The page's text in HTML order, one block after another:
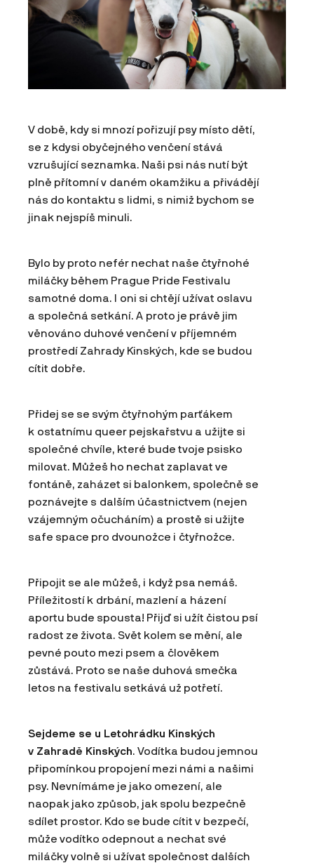
V době, kdy si mnozí pořizují psy místo dětí,
se z kdysi obyčejného venčení stává
vzrušující seznamka. Naši psi nás nutí být
plně přítomní v daném okamžiku a přivádějí
nás do kontaktu s lidmi, s nimiž bychom se
jinak nejspíš minuli.
Bylo by proto nefér nechat naše čtyřnohé
miláčky během Prague Pride Festivalu
samotné doma. I oni si chtějí užívat oslavu
a společná setkání. A proto je právě jim
věnováno duhové venčení v příjemném
prostředí Zahrady Kinských, kde se budou
cítit dobře.
Přidej se se svým čtyřnohým parťákem
k ostatnímu queer pejskařstvu a užijte si
společné chvíle, které bude tvoje psisko
milovat. Můžeš ho nechat zaplavat ve
fontáně, zaházet si balonkem, společně se
poznávejte s dalším účastnictvem (nejen
vzájemným očucháním) a prostě si užijte
safe space pro dvounožce i čtyřnožce.
Připojit se ale můžeš, i když psa nemáš.
Příležitostí k drbání, mazlení a házení
aportu bude spousta! Přijď si užít čistou psí
radost ze života. Svět kolem se mění, ale
pevné pouto mezi psem a člověkem
zůstává. Proto se naše duhová smečka
letos na festivalu setkává už potřetí.
Sejdeme se u Letohrádku Kinských
v Zahradě Kinských. Vodítka budou jemnou
připomínkou propojení mezi námi a našimi
psy. Nevnímáme je jako omezení, ale
naopak jako způsob, jak spolu bezpečně
sdílet prostor. Kdo se bude cítit v bezpečí,
může vodítko odepnout a nechat své
miláčky volně si užívat společnost dalších